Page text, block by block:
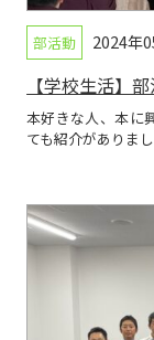
部活動 2024年
【学校生活】
本好きな人、本に
ても紹介がありま